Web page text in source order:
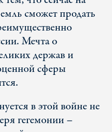
сможет продать
Мечта о
держав и
сферы
в этой войне не
гегемонии –